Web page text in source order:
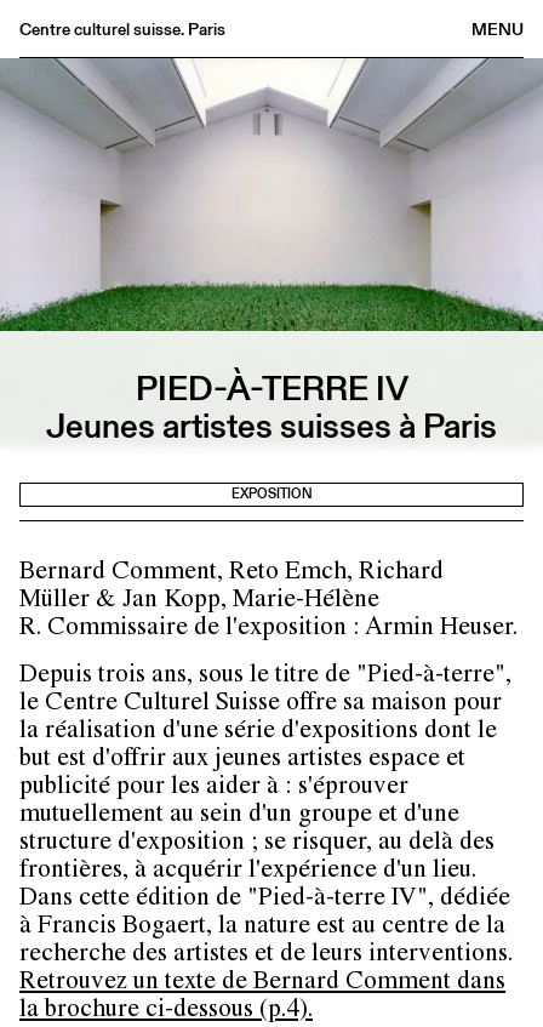
MENU
Centre culturel suisse. Paris
Agenda
Librairie
Informations
PIED-À-TERRE IV
Jeunes artistes suisses à Paris
EXPOSITION
Bernard Comment, Reto Emch, Richard
Müller & Jan Kopp, Marie-Hélène
R. Commissaire de l'exposition : Armin Heuser.
Depuis trois ans, sous le titre de "Pied-à-terre",
le Centre Culturel Suisse offre sa maison pour
la réalisation d'une série d'expositions dont le
but est d'offrir aux jeunes artistes espace et
publicité pour les aider à : s'éprouver
mutuellement au sein d'un groupe et d'une
structure d'exposition ; se risquer, au delà des
frontières, à acquérir l'expérience d'un lieu.
Dans cette édition de "Pied-à-terre IV", dédiée
à Francis Bogaert, la nature est au centre de la
recherche des artistes et de leurs interventions.
Retrouvez un texte de Bernard Comment dans
la brochure ci-dessous (p.4).